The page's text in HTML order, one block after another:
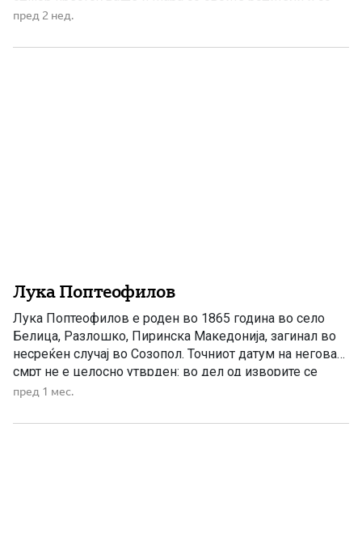
Ева. Ја поканив да дојде со мене со брод до Бадацон,
[…]
пред 2 нед.
Лука Поптеофилов
Лука Поптеофилов е роден во 1865 година во село
Белица, Разлошко, Пиринска Македонија, загинал во
несреќен случај во Созопол. Точниот датум на неговата
смрт не е целосно утврден: во дел од изворите се
наведува јуни 1911 година, а во други 20 октомври
кој ја ширеше македонската револуционерна […]
пред 1 мес.